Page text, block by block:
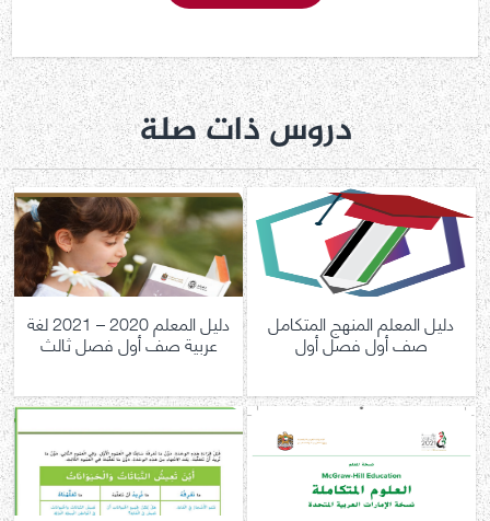
دروس ذات صلة
دليل المعلم المنهج المتكامل
صف أول فصل أول
دليل المعلم 2020 – 2021 لغة
عربية صف أول فصل ثالث